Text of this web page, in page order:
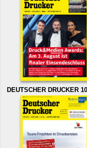
DEUTSCHER DRUCKER